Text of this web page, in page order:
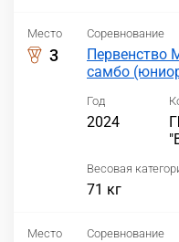
Место
3
Соревнование
Первенство
самбо
Год
2024
Весовая
71 кг
Место Соревнование